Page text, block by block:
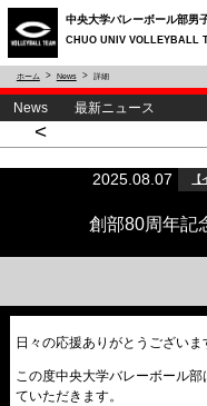
中央大学バレーボール部男
CHUO UNIV VOLLEYBALL
ホーム News 詳細
News 最新ニュース
<
2025.08.07 【
創部80周年
日々の応援ありがとうございま
この度中央大学バレーボール
ていただきます。